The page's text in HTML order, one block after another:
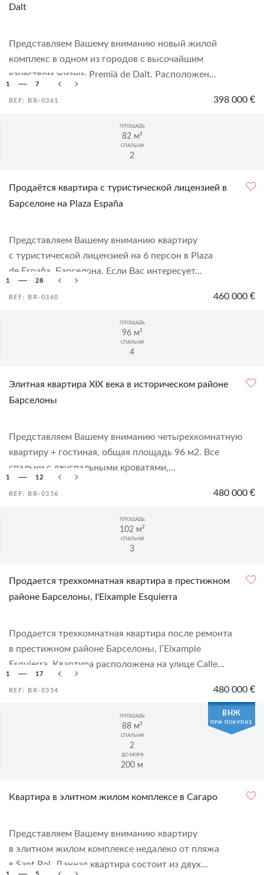
Dalt
Представляем Вашему вниманию новый жилой
комплекс в одном из городов с высочайшим
качеством жизни- Premià de Dalt. Расположен...
REF: BR-0361 398 000 €
1 7
ПЛОЩАДЬ
82 м²
СПАЛЬНИ
2
Продаётся квартира с туристической лицензией в
Барселоне на Plaza España
Представляем Вашему вниманию квартиру
с туристической лицензией на 6 персон в Plaza
de España, Барселона. Если Вас интересует...
REF: BR-0360 460 000 €
1 28
ПЛОЩАДЬ
96 м²
СПАЛЬНИ
4
Элитная квартира XIX века в историческом районе
Барселоны
Представляем Вашему вниманию четырехкомнатную
квартиру + гостиная, общая площадь 96 м2. Все
спальни с двуспальными кроватями,...
REF: BR-0356 480 000 €
1 12
ПЛОЩАДЬ
102 м²
СПАЛЬНИ
3
Продается трехкомнатная квартира в престижном
районе Барселоны, I'Eixample Esquierra
Продается трехкомнатная квартира после ремонта
в престижном районе Барселоны, I’Eixample
Esquierra. Квартира расположена на улице Calle...
REF: BR-0354 480 000 €
1 17
ВНЖ
ПРИ ПОКУПКЕ
ПЛОЩАДЬ
88 м²
СПАЛЬНИ
2
ДО МОРЯ
200 м
Квартира в элитном жилом комплексе в Сагаро
Представляем Вашему вниманию квартиру
в элитном жилом комплексе недалеко от пляжа
в Sant Pol. Данная квартира состоит из двух...